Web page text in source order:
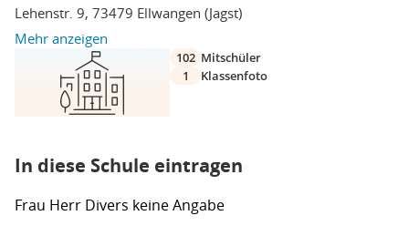
Lehenstr. 9, 73479 Ellwangen (Jagst)
Mehr anzeigen
102 Mitschüler
1
Klassenfoto
In diese Schule eintragen
Frau Herr Divers keine Angabe